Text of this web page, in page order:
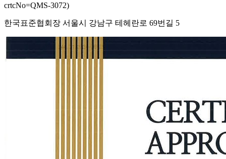
crtcNo=QMS-3072)
한국표준협회장 서울시 강남구 테헤란로 69번길 5